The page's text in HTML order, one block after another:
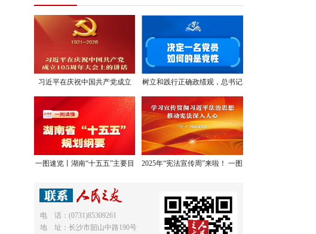
习近平在庆祝中国共产党成立
105周年大会上的讲话，学金
句，悟深意！
树立和践行正确政绩观，总书记
提出明确要求
一图速览丨湖南“十五五”主要目
2025年“宪法宣传周”来啦！ 一图
电 话：(0731)85309261
地 址：长沙市韶山中路190号